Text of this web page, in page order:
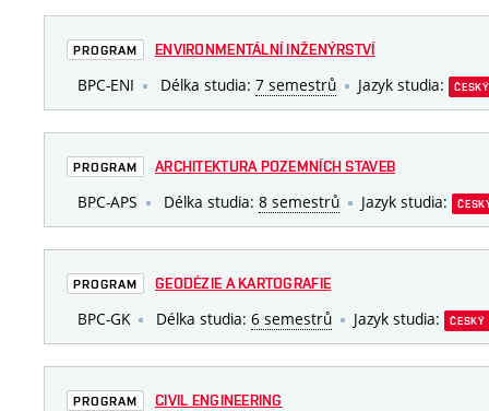
PROGRAM ENVIRONMENTÁLNÍ INŽENÝRSTVÍ
BPC-ENI Délka studia: 7 semestrů Jazyk studia: ČESKÝ
PROGRAM ARCHITEKTURA POZEMNÍCH STAVEB
BPC-APS Délka studia: 8 semestrů Jazyk studia:
PROGRAM GEODÉZIE A KARTOGRAFIE
BPC-GK Délka studia: 6 semestrů Jazyk studia: ČESKÝ
PROGRAM CIVIL ENGINEERING